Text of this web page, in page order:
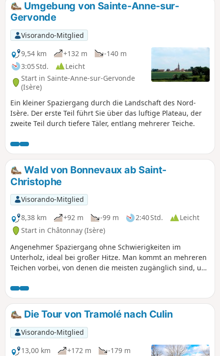
Umgebung von Sainte-Anne-sur-
Gervonde
Visorando-Mitglied
9,54 km
+132 m
-140 m
3:05 Std.
Leicht
Start in Sainte-Anne-sur-Gervonde
(Isère)
Ein kleiner Spaziergang durch die Landschaft des Nord-
Isère. Der erste Teil führt Sie über das luftige Plateau, der
zweite Teil durch tiefere Täler, entlang mehrerer Teiche.
Wald von Bonnevaux ab Saint-
Christophe
Visorando-Mitglied
8,38 km
+92 m -99 m 2:40 Std.
Leicht
Start in Châtonnay (Isère)
Angenehmer Spaziergang ohne Schwierigkeiten im
Unterholz, ideal bei großer Hitze. Man kommt an mehreren
Teichen vorbei, von denen die meisten zugänglich sind, um
Die Tour von Tramolé nach Culin
Visorando-Mitglied
13,00 km
+172 m
-179 m